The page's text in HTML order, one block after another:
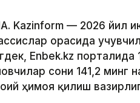
Kazinform — 2026 йил
орасида
Enbek.kz
сони 141,2 минг
ҳимоя қилиш